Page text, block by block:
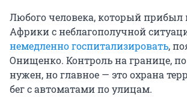
Любого человека, который прибыл
Африки с неблагополучной
немедленно госпитализировать,
Онищенко. Контроль на границе, по
нужен, но главное — это охрана
бег с автоматами по улицам.